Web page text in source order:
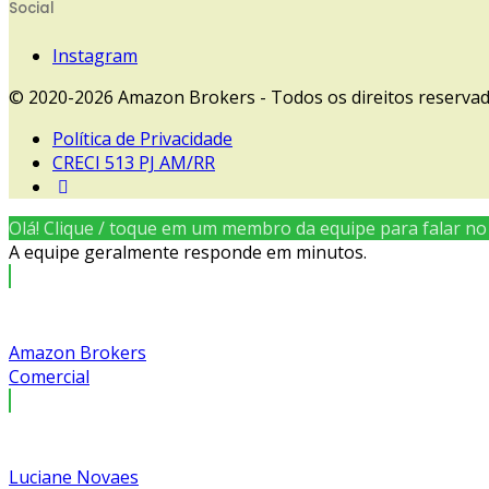
Social
Instagram
© 2020-2026 Amazon Brokers - Todos os direitos
Política de Privacidade
CRECI 513 PJ AM/RR
Olá! Clique / toque em um membro da equipe para falar no
A equipe geralmente responde em minutos.
Amazon Brokers
Comercial
Luciane Novaes